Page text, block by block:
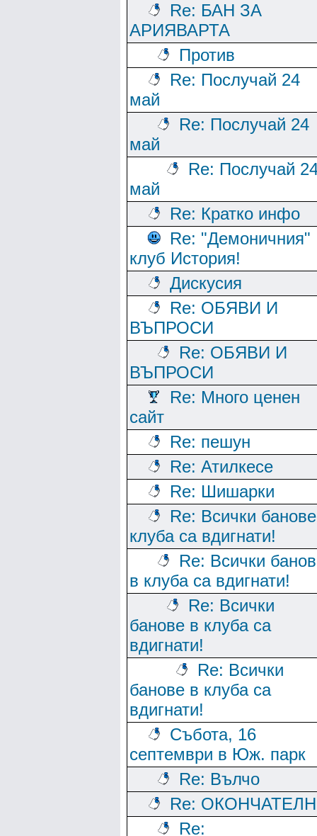
Re: БАН ЗА
АРИЯВАРТА
Против
Re: Послучай 24
май
Re: Послучай 24
май
Re: Послучай
май
Re: Кратко инфо
Re: "Демоничния"
клуб История!
Дискусия
Re: ОБЯВИ И
ВЪПРОСИ
Re: ОБЯВИ И
ВЪПРОСИ
Re: Много ценен
сайт
Re: пешун
Re: Атилкесе
Re: Шишарки
Re: Всички
клуба са вдигнати!
Re: Всички
в клуба са вдигнати!
Re: Всички
банове в клуба са
вдигнати!
Re: Всички
банове в клуба са
вдигнати!
Събота, 16
септември в Юж. парк
Re: Вълчо
Re:
Re: